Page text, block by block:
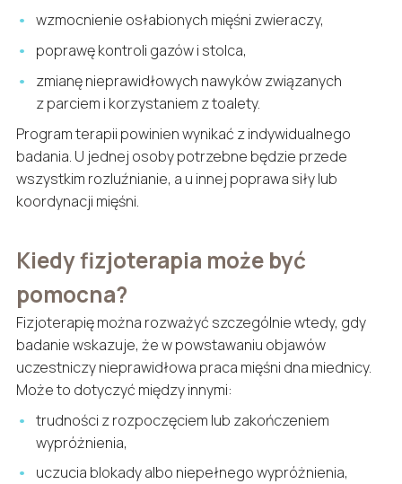
wzmocnienie osłabionych mięśni zwieraczy,
poprawę kontroli gazów i stolca,
zmianę nieprawidłowych nawyków związanych
z parciem i korzystaniem z toalety.
Program terapii powinien wynikać z indywidualnego
badania. U jednej osoby potrzebne będzie przede
wszystkim rozluźnianie, a u innej poprawa siły lub
koordynacji mięśni.
Kiedy fizjoterapia może być
pomocna?
Fizjoterapię można rozważyć szczególnie wtedy, gdy
badanie wskazuje, że w powstawaniu objawów
uczestniczy nieprawidłowa praca mięśni dna miednicy.
Może to dotyczyć między innymi:
trudności z rozpoczęciem lub zakończeniem
wypróżnienia,
uczucia blokady albo niepełnego wypróżnienia,